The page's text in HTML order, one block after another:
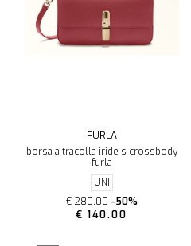
FURLA
borsa a tracolla iride s crossbody
furla
UNI
€ 280.00 -50%
€ 140.00